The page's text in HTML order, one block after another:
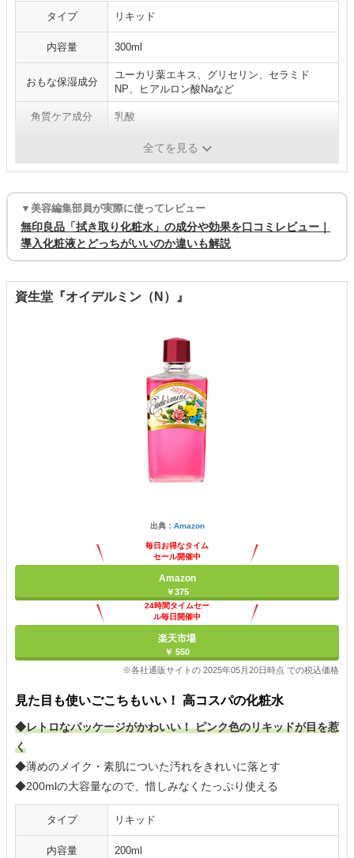
タイプ リキッド
内容量 300ml
おもな保湿成分
ユーカリ葉エキス、グリセリン、セラミド
NP、ヒアルロン酸Naなど
角質ケア成分 乳酸
全てを見る
▼美容編集部員が実際に使ってレビュー
無印良品「拭き取り化粧水」の成分や効果を口コミレビュー｜
導入化粧液とどっちがいいのか違いも解説
資生堂『オイデルミン（N）』
出典： Amazon
毎日お得なタイム
セール開催中
Amazon
￥375
24時間タイムセー
ル毎日開催中
楽天市場
￥ 550
※各社通販サイトの 2025年05月20日時点 での税込価格
見た目も使いごこちもいい！ 高コスパの化粧水
◆レトロなパッケージがかわいい！ ピンク色のリキッドが目を惹
く
◆薄めのメイク・素肌についた汚れをきれいに落とす
◆200mlの大容量なので、惜しみなくたっぷり使える
タイプ リキッド
内容量 200ml